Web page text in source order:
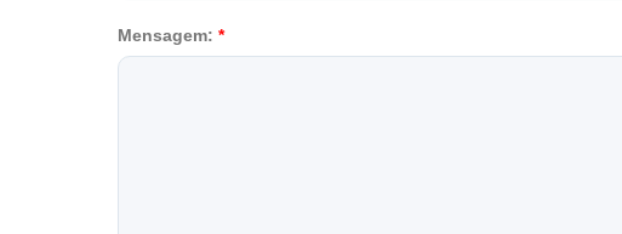
Mensagem:*